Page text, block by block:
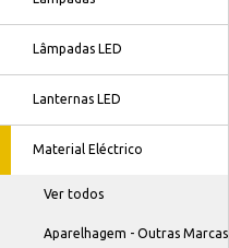
Lâmpadas LED
Lanternas LED
Material Eléctrico
Ver todos
Aparelhagem - Outras Marcas